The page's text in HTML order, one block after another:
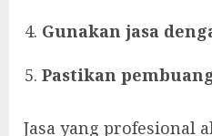
Gunakan jasa
Pastikan
Jasa yang profesional